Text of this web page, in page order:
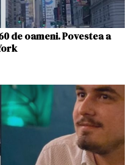
de oameni. Povestea a